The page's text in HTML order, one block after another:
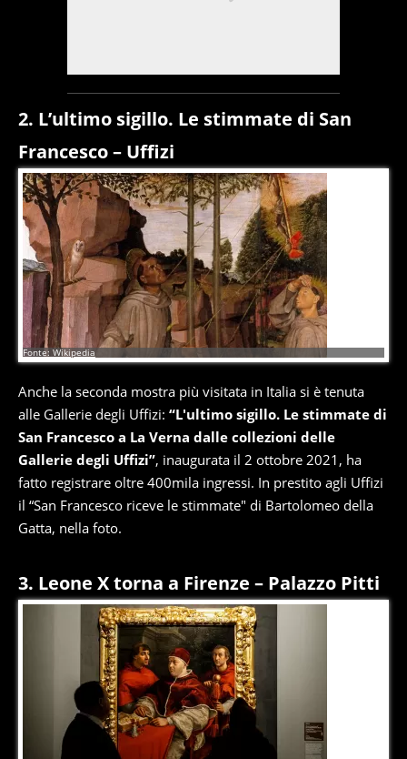
2. L’ultimo sigillo. Le stimmate di San
Francesco – Uffizi
Fonte: Wikipedia
Anche la seconda mostra più visitata in Italia si è tenuta
alle Gallerie degli Uffizi: “L'ultimo sigillo. Le stimmate di
San Francesco a La Verna dalle collezioni delle
Gallerie degli Uffizi”, inaugurata il 2 ottobre 2021, ha
fatto registrare oltre 400mila ingressi. In prestito agli Uffizi
il “San Francesco riceve le stimmate" di Bartolomeo della
Gatta, nella foto.
3. Leone X torna a Firenze – Palazzo Pitti